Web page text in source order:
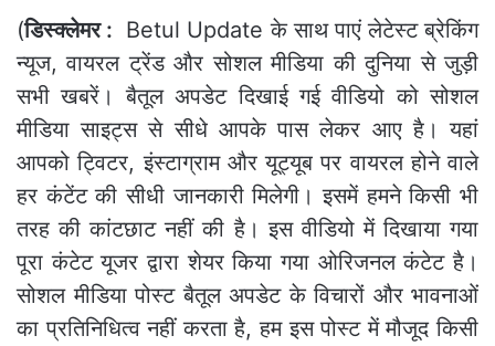
(डिस्‍क्‍लेमर : Betul Update के साथ पाएं लेटेस्ट ब्रेकिंग
न्यूज, वायरल ट्रेंड और सोशल मीडिया की दुनिया से जुड़ी
सभी खबरें। बैतूल अपडेट दिखाई गई वीडियो को सोशल
मीडिया साइट्स से सीधे आपके पास लेकर आए है। यहां
आपको ट्विटर, इंस्टाग्राम और यूट्यूब पर वायरल होने वाले
हर कंटेंट की सीधी जानकारी मिलेगी। इसमें हमने किसी भी
तरह की कांटछाट नहीं की है। इस वीडियो में दिखाया गया
पूरा कंटेट यूजर द्वारा शेयर किया गया ओरिजनल कंटेट है।
सोशल मीडिया पोस्ट बैतूल अपडेट के विचारों और भावनाओं
का प्रतिनिधित्व नहीं करता है, हम इस पोस्ट में मौजूद किसी